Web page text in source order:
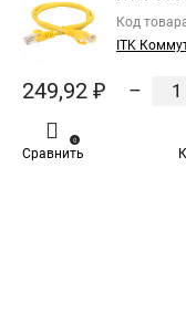
Код
ITK
249,92 ₽ –
Сравнить
0